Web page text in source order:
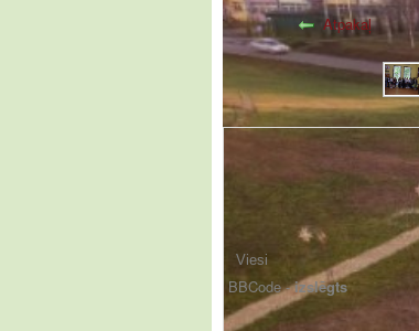
Atpakaļ
BBCode -izslēgts